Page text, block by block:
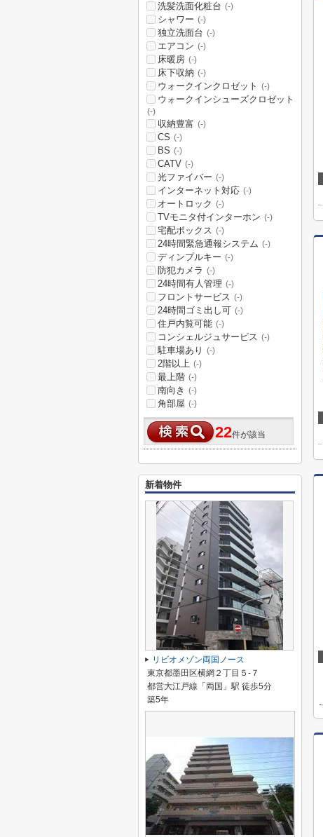
洗髪洗面化粧台 (-)
シャワー (-)
独立洗面台 (-)
エアコン (-)
床暖房 (-)
床下収納 (-)
ウォークインクロゼット (-)
ウォークインシューズクロゼット
(-)
収納豊富 (-)
CS (-)
BS (-)
CATV (-)
光ファイバー (-)
インターネット対応 (-)
オートロック (-)
TVモニタ付インターホン (-)
宅配ボックス (-)
24時間緊急通報システム (-)
ディンプルキー (-)
防犯カメラ (-)
24時間有人管理 (-)
フロントサービス (-)
24時間ゴミ出し可 (-)
住戸内覧可能 (-)
コンシェルジュサービス (-)
駐車場あり (-)
2階以上 (-)
最上階 (-)
南向き (-)
角部屋 (-)
22件が該当
新着物件
リビオメゾン両国ノース
東京都墨田区横網２丁目５-７
都営大江戸線「両国」駅 徒歩5分
築5年